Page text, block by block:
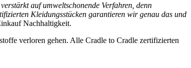
auf umweltschonende Verfahren, denn
Kleidungsstücken garantieren wir genau das und
Nachhaltigkeit.
verloren gehen. Alle Cradle to Cradle zertifizierten